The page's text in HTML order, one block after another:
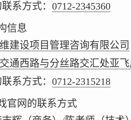
系方式： 0712-2345360
信息
建设项目管理咨询有限公司
通西路与分丝路交汇处亚
系方式： 0712-2315218
官网的联系方式